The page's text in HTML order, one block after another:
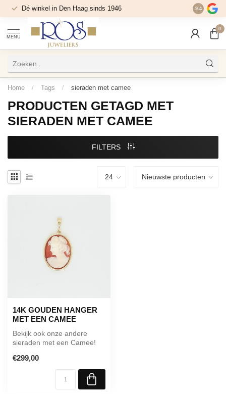
Dé winkel in Den Haag sinds 1946 9.4
MENU
0
Home / Tags / sieraden met camee
PRODUCTEN GETAGD MET
SIERADEN MET CAMEE
FILTERS
14K GOUDEN HANGER
MET EEN CAMEE
Bekijk ook onze andere
sieraden met een Camee!
€299,00